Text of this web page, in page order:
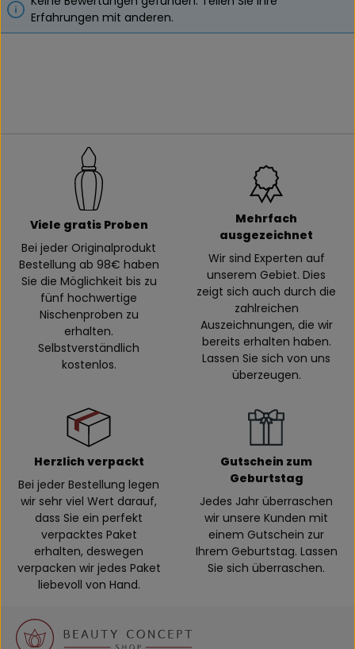
Erfahrungen mit anderen.
Viele gratis Proben
Bei jeder Originalprodukt
Bestellung ab 98€ haben
Sie die Möglichkeit bis zu
fünf hochwertige
Nischenproben zu
erhalten.
Selbstverständlich
kostenlos.
Mehrfach
ausgezeichnet
Wir sind Experten auf
unserem Gebiet. Dies
zeigt sich auch durch die
zahlreichen
Auszeichnungen, die wir
bereits erhalten haben.
Lassen Sie sich von uns
überzeugen.
Herzlich verpackt
Bei jeder Bestellung legen
wir sehr viel Wert darauf,
dass Sie ein perfekt
verpacktes Paket
erhalten, deswegen
verpacken wir jedes Paket
liebevoll von Hand.
Gutschein zum
Geburtstag
Jedes Jahr überraschen
wir unsere Kunden mit
einem Gutschein zur
Ihrem Geburtstag. Lassen
Sie sich überraschen.